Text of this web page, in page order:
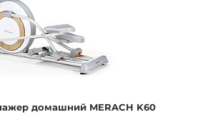
домашний MERACH K60